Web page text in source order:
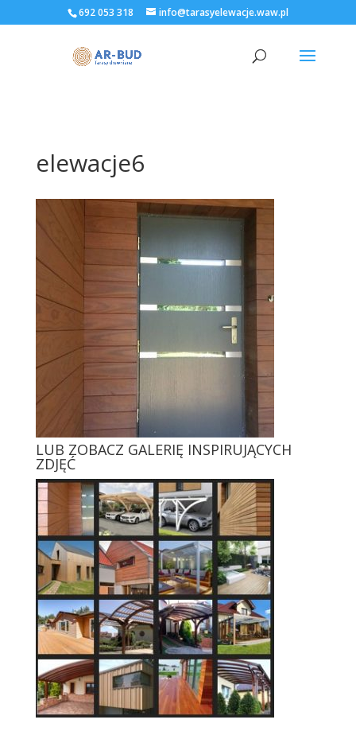
692 053 318 info@tarasyelewacje.waw.pl
elewacje6
LUB ZOBACZ GALERIĘ INSPIRUJĄCYCH
ZDJĘĆ